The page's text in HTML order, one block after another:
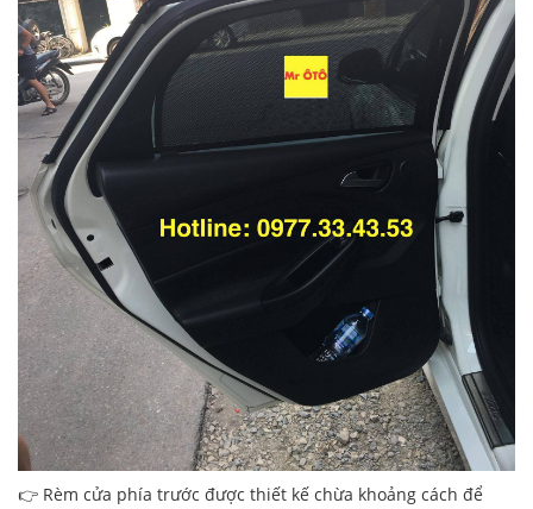
👉 Rèm cửa phía trước được thiết kế chừa khoảng cách để